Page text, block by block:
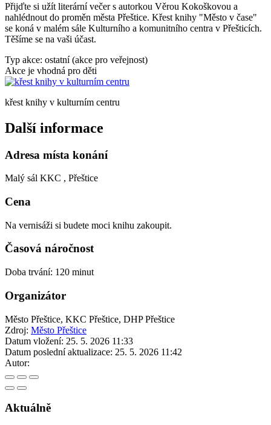
Přijďte si užít literární večer s autorkou Věrou Kokoškovou a
nahlédnout do proměn města Přeštice. Křest knihy "Město v čase"
se koná v malém sále Kulturního a komunitního centra v Přešticích.
Těšíme se na vaši účast.
Typ akce: ostatní (akce pro veřejnost)
Akce je vhodná pro děti
křest knihy v kulturním centru
Další informace
Adresa místa konání
Malý sál KKC , Přeštice
Cena
Na vernisáži si budete moci knihu zakoupit.
Časová náročnost
Doba trvání: 120 minut
Organizátor
Město Přeštice, KKC Přeštice, DHP Přeštice
Zdroj: Město Přeštice
Datum vložení: 25. 5. 2026 11:33
Datum poslední aktualizace: 25. 5. 2026 11:42
Autor:
Aktuálně